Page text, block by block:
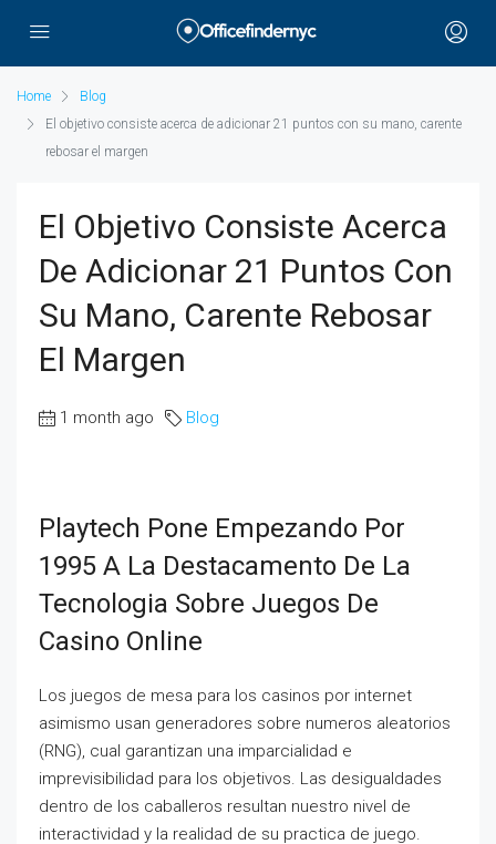
Home
Blog
El objetivo consiste acerca de adicionar 21 puntos con su mano, carente
rebosar el margen
El Objetivo Consiste Acerca
De Adicionar 21 Puntos Con
Su Mano, Carente Rebosar
El Margen
1 month ago Blog
Playtech Pone Empezando Por
1995 A La Destacamento De La
Tecnologia Sobre Juegos De
Casino Online
Los juegos de mesa para los casinos por internet
asimismo usan generadores sobre numeros aleatorios
(RNG), cual garantizan una imparcialidad e
imprevisibilidad para los objetivos. Las desigualdades
dentro de los caballeros resultan nuestro nivel de
interactividad y la realidad de su practica de juego.